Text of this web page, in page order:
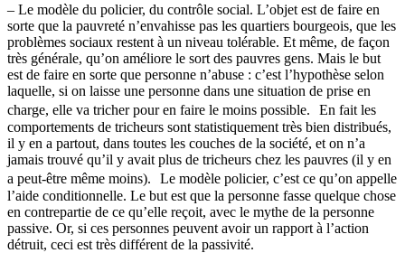
– Le modèle du policier, du contrôle social. L’objet est de faire en
sorte que la pauvreté n’envahisse pas les quartiers bourgeois, que les
problèmes sociaux restent à un niveau tolérable. Et même, de façon
très générale, qu’on améliore le sort des pauvres gens. Mais le but
est de faire en sorte que personne n’abuse : c’est l’hypothèse selon
laquelle, si on laisse une personne dans une situation de prise en
charge, elle va tricher pour en faire le moins possible. En fait les
comportements de tricheurs sont statistiquement très bien distribués,
il y en a partout, dans toutes les couches de la société, et on n’a
jamais trouvé qu’il y avait plus de tricheurs chez les pauvres (il y en
a peut-être même moins). Le modèle policier, c’est ce qu’on appelle
l’aide conditionnelle. Le but est que la personne fasse quelque chose
en contrepartie de ce qu’elle reçoit, avec le mythe de la personne
passive. Or, si ces personnes peuvent avoir un rapport à l’action
détruit, ceci est très différent de la passivité.